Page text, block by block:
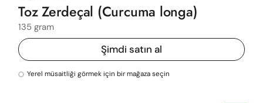
Toz Zerdeçal (Curcuma longa)
135 gram
Şimdi satın al
Yerel müsaitliği görmek için bir mağaza seçin